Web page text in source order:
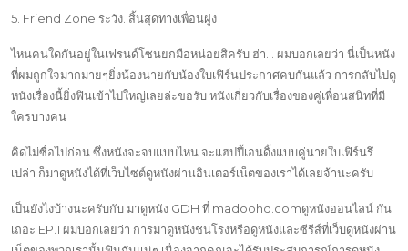
5. Friend Zone ระวัง..สิ้นสุดทางเพื่อนฝูง
ไหนคนใดกันอยู่ในเฟรนด์โซนยกมือหน่อยสิครับ ฮ่า… ผมบอกเลยว่า นี่เป็นหนัง
ที่ผมถูกใจมากมายๆยิ่งน้องนายกับน้องใบเฟิร์นประกาศคบกันแล้ว การกลับไปดู
หนังเรื่องนี้ยิ่งฟินเข้าไปใหญ่เลยล่ะขอรับ หนังเกี่ยวกับเรื่องของคู่เพื่อนสนิทที่มี
ใครบางคน
คิดไม่ซื่อไปก่อน ซึ่งหนังจะจบแบบไหน จะแฮปปี้เอนดิ้งแบบคู่นายใบเฟิร์นรึ
เปล่า ก็มาดูหนังได้ที่เว็บไซต์ดูหนังผ่านอินเตอร์เน็ตของเราได้เลยจ้านะครับ
เป็นยังไงบ้างนะครับกับ มาดูหนัง GDH ที่ madoohd.comดูหนังออนไลน์ กัน
เถอะ EP.1 ผมบอกเลยว่า การมาดูหนังชนโรงหรือดูหนังและซีรีส์ที่เว็บดูหนังผ่าน